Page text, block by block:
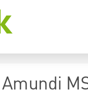
Amundi